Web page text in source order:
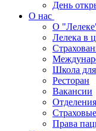
День
О нас
О
Лелека в
Школа
Ресторан
Вакансии
Права